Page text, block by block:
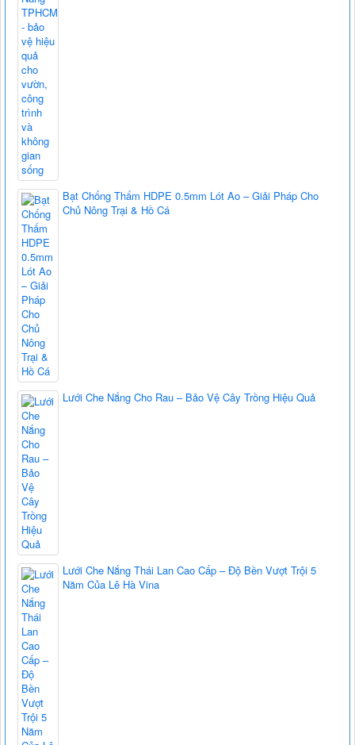
Bạt Chống Thấm HDPE 0.5mm Lót Ao – Giải Pháp Cho
Chủ Nông Trại & Hồ Cá
Lưới Che Nắng Cho Rau – Bảo Vệ Cây Trồng Hiệu Quả
Lưới Che Nắng Thái Lan Cao Cấp – Độ Bền Vượt Trội 5
Năm Của Lê Hà Vina